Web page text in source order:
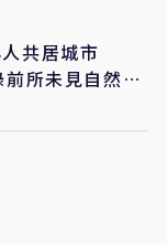
共居城市
所未見自然奇